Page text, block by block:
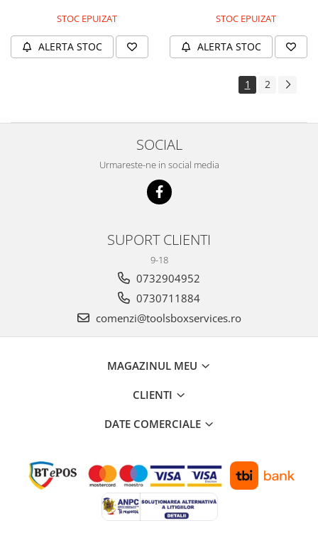
STOC EPUIZAT
ALERTA STOC
STOC EPUIZAT
ALERTA STOC
1 2
SOCIAL
Urmareste-ne in social media
SUPORT CLIENTI
9-18
0732904952
0730711884
comenzi@toolsboxservices.ro
MAGAZINUL MEU
CLIENTI
DATE COMERCIALE